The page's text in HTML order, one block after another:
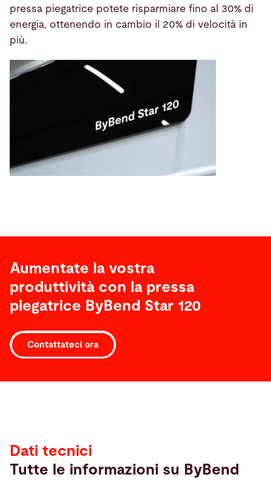
pressa piegatrice potete risparmiare fino al 30% di
energia, ottenendo in cambio il 20% di velocità in
più.
Aumentate la vostra
produttività con la pressa
piegatrice ByBend Star 120
Contattateci ora
Dati tecnici
Tutte le informazioni su ByBend